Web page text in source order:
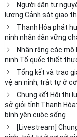
Người dân tự
lượng Cảnh sát giao
Thanh Hóa phát
ninh nhân dân vững
Nhân rộng các
ninh Tổ quốc thiết
Tổng kết và trao
vệ an ninh, trật tự ở
Chung kết Hội thi
sở giỏi tỉnh Thanh
bình yên cuộc sống
[Livestream]